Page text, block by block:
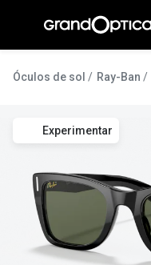
conteúdo
Óculos de sol Ray-Ban
Experimentar